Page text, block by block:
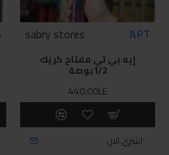
APT
sabry stores
إيه بي تي مفتاح كريك
1/2بوصة
440.00LE
اشتري الان